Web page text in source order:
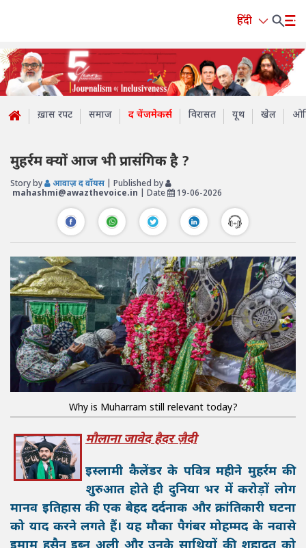
हिंदी
ख़ास रपट समाज द चेंजमेकर्स विरासत यूथ खेल
मुहर्रम क्यों आज भी प्रासंगिक है ?
Story by आवाज़ द वॉयस
| Published by
mahashmi@awazthevoice.in | Date 19-06-2026
Why is Muharram still relevant today?
मौलाना जावेद हैदर ज़ैदी
इस्लामी कैलेंडर के पवित्र महीने मुहर्रम की
शुरुआत होते ही दुनिया भर में करोड़ों लोग
मानव इतिहास की एक बेहद दर्दनाक और क्रांतिकारी घटना
को याद करने लगते हैं। यह मौका पैगंबर मोहम्मद के नवासे